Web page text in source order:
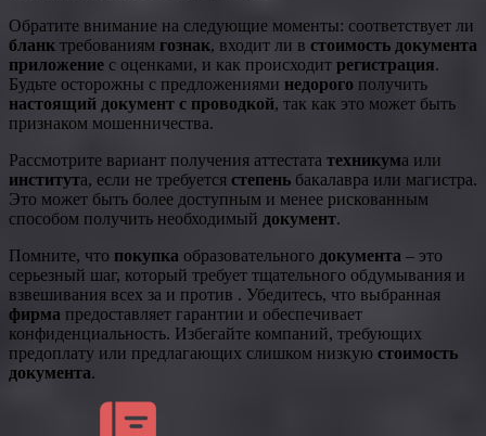
Обратите внимание на следующие моменты: соответствует ли
бланк требованиям гознак, входит ли в стоимость документа
приложение с оценками, и как происходит регистрация.
Будьте осторожны с предложениями недорого получить
настоящий документ с проводкой, так как это может быть
признаком мошенничества.
Рассмотрите вариант получения аттестата техникума или
института, если не требуется степень бакалавра или магистра.
Это может быть более доступным и менее рискованным
способом получить необходимый документ.
Помните, что покупка образовательного документа – это
серьезный шаг, который требует тщательного обдумывания и
взвешивания всех за и против . Убедитесь, что выбранная
фирма предоставляет гарантии и обеспечивает
конфиденциальность. Избегайте компаний, требующих
предоплату или предлагающих слишком низкую стоимость
документа.